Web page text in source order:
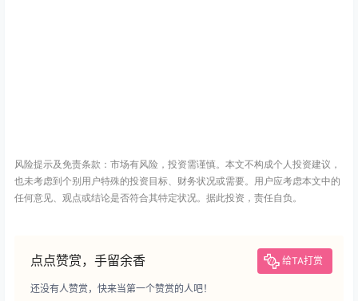
风险提示及免责条款：市场有风险，投资需谨慎。本文不构成个人投资建议，
也未考虑到个别用户特殊的投资目标、财务状况或需要。用户应考虑本文中的
任何意见、观点或结论是否符合其特定状况。据此投资，责任自负。
点点赞赏，手留余香 给TA打赏
还没有人赞赏，快来当第一个赞赏的人吧！